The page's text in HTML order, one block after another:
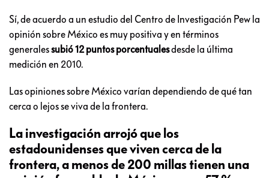
Sí, de acuerdo a un estudio del Centro de Investigación Pew la
opinión sobre México es muy positiva y en términos
generalessubió 12 puntos porcentualesdesde la última
medición en 2010.
Las opiniones sobre México varían dependiendo de qué tan
cerca o lejos se viva de la frontera.
La investigación arrojó que los
estadounidenses que viven cerca de la
frontera, a menos de 200 millas tienen una